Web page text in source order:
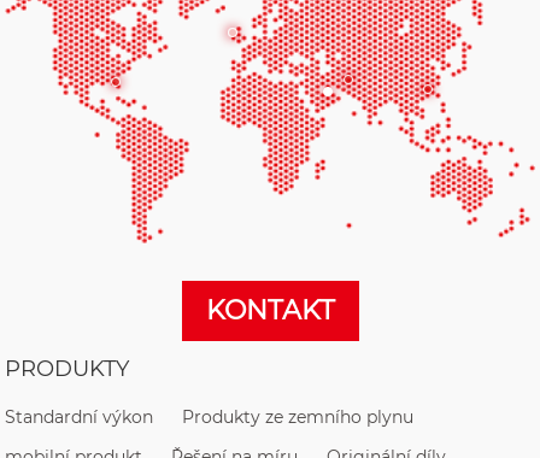
KONTAKT
PRODUKTY
Standardní výkon
Produkty ze zemního plynu